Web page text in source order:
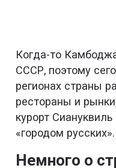
Когда-то
СССР, поэтому
регионах страны
рестораны и
курорт
«городом русских».
Немного о